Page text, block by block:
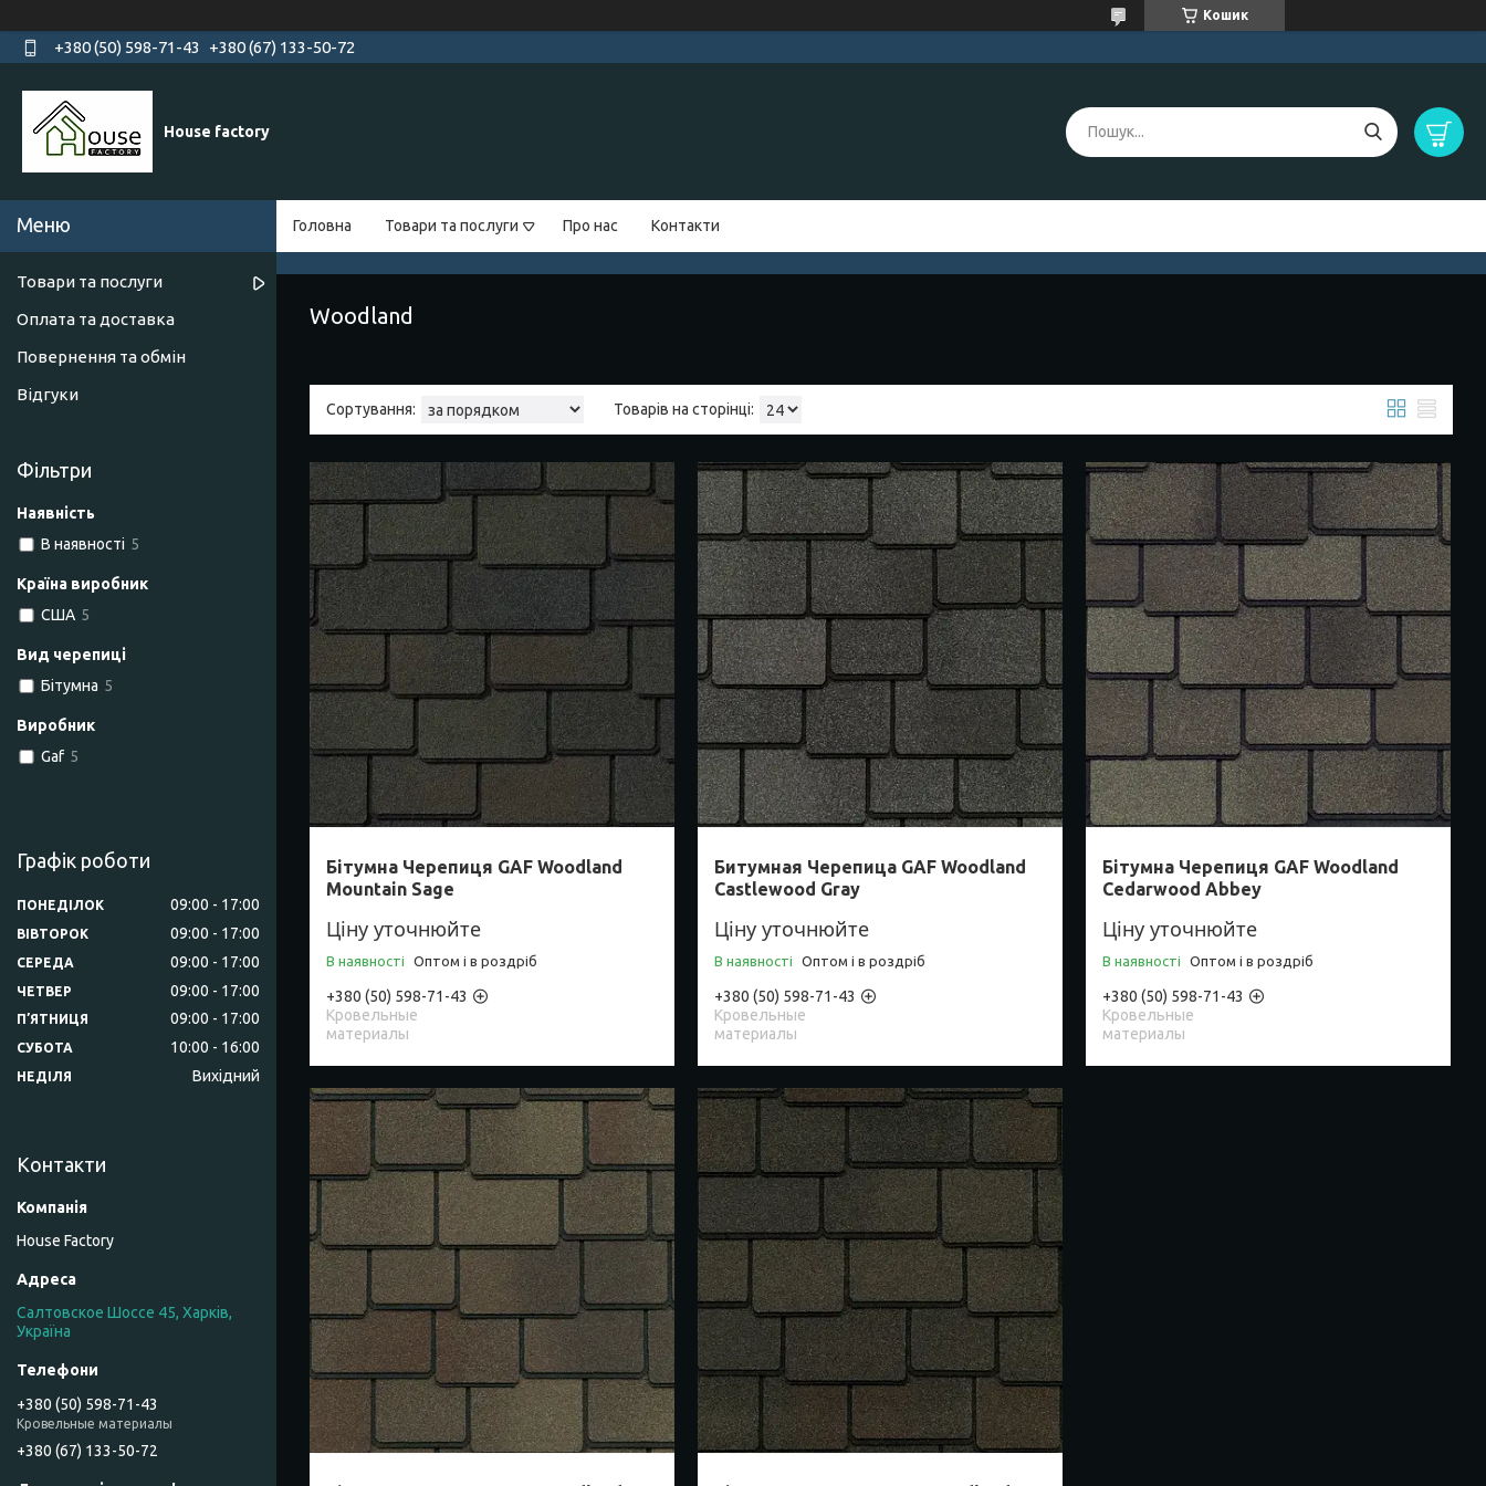
Кошик
+380 (50) 598-71-43 +380 (67) 133-50-72
House factory
Головна Товари та послуги Про нас Контакти
Woodland
Бітумна Черепиця GAF Woodland
Mountain Sage
Ціну уточнюйте
В наявності Оптом і в роздріб
+380 (50) 598-71-43
Кровельные
материалы
Битумная Черепица GAF Woodland
Castlewood Gray
Ціну уточнюйте
В наявності Оптом і в роздріб
+380 (50) 598-71-43
Кровельные
материалы
Бітумна Черепиця GAF Woodland
Cedarwood Abbey
Ціну уточнюйте
В наявності Оптом і в роздріб
+380 (50) 598-71-43
Кровельные
материалы
Товари та послуги
Оплата та доставка
Повернення та обмін
Відгуки
Фільтри
Наявність
В наявності 5
Країна виробник
США 5
Вид черепиці
Бітумна 5
Виробник
Gaf 5
Графік роботи
ПОНЕДІЛОК 09:00 17:00
ВІВТОРОК 09:00 17:00
СЕРЕДА 09:00 17:00
ЧЕТВЕР 09:00 17:00
ПʼЯТНИЦЯ 09:00 17:00
СУБОТА 10:00 16:00
НЕДІЛЯ Вихідний
Контакти
House Factory
Салтовское Шоссе 45, Харків,
Україна
+380 (50) 598-71-43
Кровельные материалы
+380 (67) 133-50-72